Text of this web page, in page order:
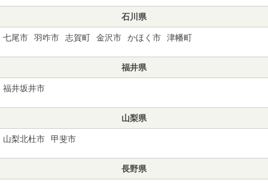
石川県
七尾市 羽咋市 志賀町 金沢市 かほく市 津幡町
福井県
福井坂井市
山梨県
山梨北杜市 甲斐市
長野県